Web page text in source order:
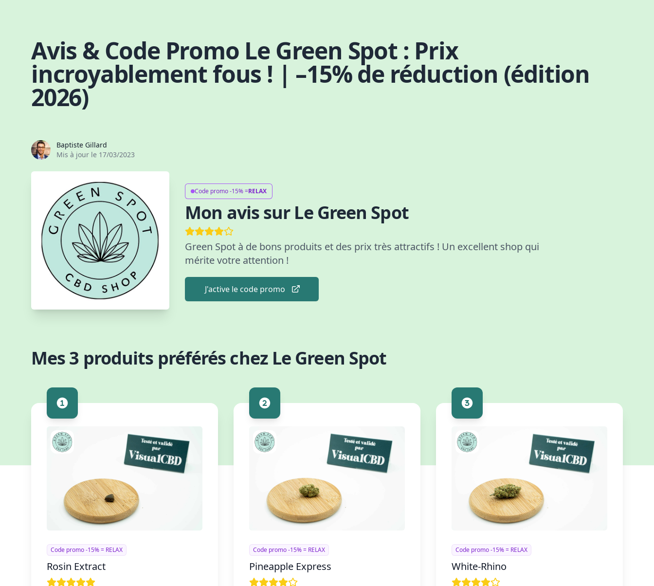
Avis & Code Promo Le Green Spot : Prix
incroyablement fous ! | –15% de réduction (édition
2026)
Baptiste Gillard
Mis à jour le 17/03/2023
Code promo -15% =RELAX
Mon avis sur Le Green Spot
Green Spot à de bons produits et des prix très attractifs ! Un excellent shop qui
mérite votre attention !
J'active le code promo
Mes 3 produits préférés chez Le Green Spot
Code promo -15% = RELAX
Rosin Extract
Code promo -15% = RELAX
Pineapple Express
Code promo -15% = RELAX
White-Rhino